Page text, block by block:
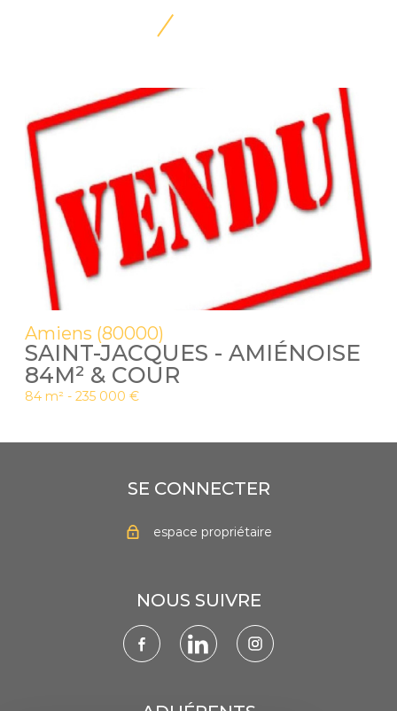
Amiens (80000)
SAINT-JACQUES - AMIÉNOISE
84M² & COUR
84 m² - 235 000 €
SE CONNECTER
espace propriétaire
NOUS SUIVRE